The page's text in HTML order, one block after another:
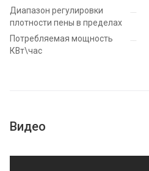
Диапазон регулировки
плотности пены в пределах
Потребляемая мощность
КВт\час
Видео